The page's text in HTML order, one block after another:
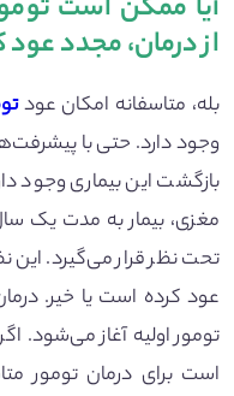
آیا ممکن است
از درمان، مجدد عود
بله، متاسفانه امکان عود
وجود دارد. حتی با
بازگشت این بیماری وجود
تحت نظر قرار می‌گیرد. این
عود کرده است یا خیر.
تومور اولیه آغاز می‌شود.
است برای درمان تومور